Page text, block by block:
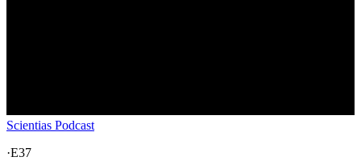
Scientias Podcast
·E37